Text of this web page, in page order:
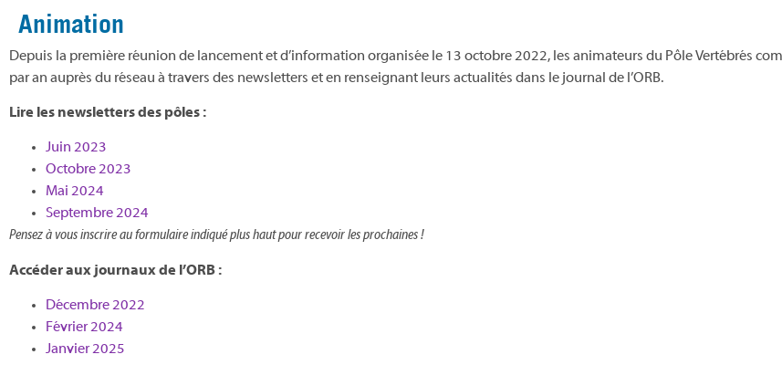
Animation
Depuis la première réunion de lancement et d’information organisée le 13 octobre 2022, les animateurs du Pôle Vertébrés
par an auprès du réseau à travers des newsletters et en renseignant leurs actualités dans le journal de l’ORB.
Lire les newsletters des pôles :
Juin 2023
Octobre 2023
Mai 2024
Septembre 2024
Pensez à vous inscrire au formulaire indiqué plus haut pour recevoir les prochaines !
Accéder aux journaux de l’ORB :
Décembre 2022
Février 2024
Janvier 2025